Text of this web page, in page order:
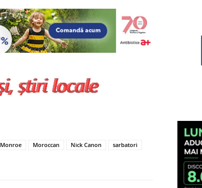
Monroe Moroccan Nick Canon
sarbatori